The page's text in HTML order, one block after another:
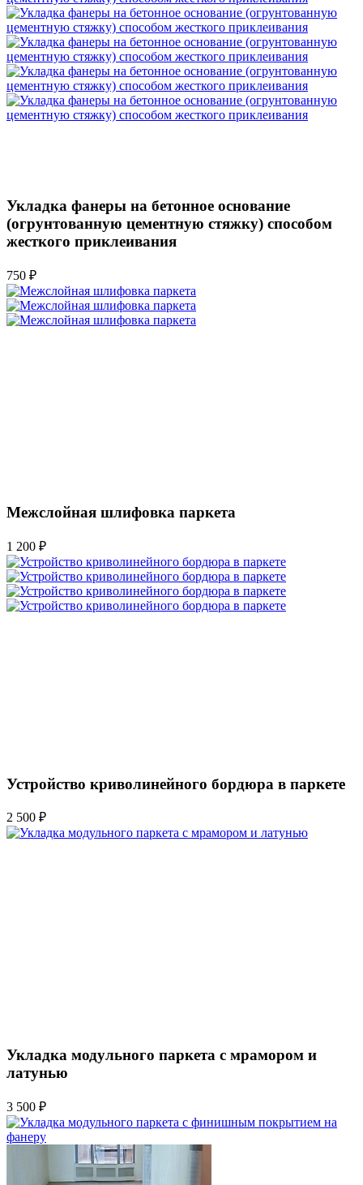
Укладка фанеры на бетонное основание
(огрунтованную цементную стяжку) способом
жесткого приклеивания
750 ₽
Межслойная шлифовка паркета
1 200 ₽
Устройство криволинейного бордюра в паркете
2 500 ₽
Укладка модульного паркета с мрамором и
латунью
3 500 ₽